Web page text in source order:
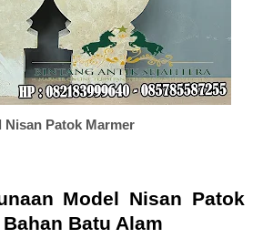
Nisan Patok Marmer
Model Nisan Patok
Batu Alam